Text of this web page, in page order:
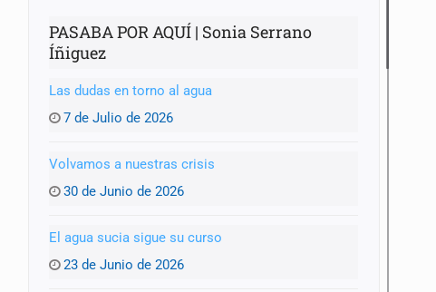
PASABA POR AQUÍ | Sonia Serrano
Íñiguez
Las dudas en torno al agua
7 de Julio de 2026
Volvamos a nuestras crisis
30 de Junio de 2026
El agua sucia sigue su curso
23 de Junio de 2026